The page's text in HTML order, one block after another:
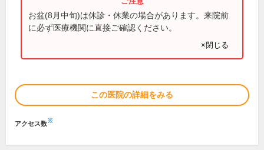
お盆(8月中旬)は休診・休業の場合があります。来院前
に必ず医療機関に直接ご確認ください。
×閉じる
この医院の詳細をみる
アクセス数※